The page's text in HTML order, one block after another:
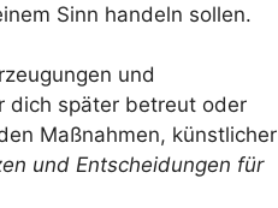
Sinn handeln sollen.
und
dich später betreut oder
Maßnahmen, künstlicher
und Entscheidungen für